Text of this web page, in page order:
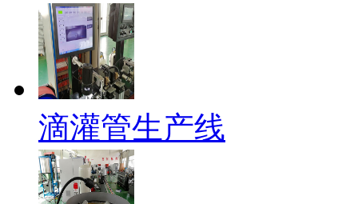
滴灌管生产线